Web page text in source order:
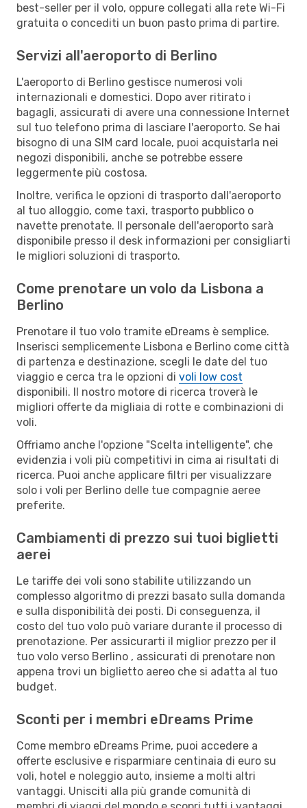
best-seller per il volo, oppure collegati alla rete Wi-Fi
gratuita o concediti un buon pasto prima di partire.
Servizi all'aeroporto di Berlino
L'aeroporto di Berlino gestisce numerosi voli
internazionali e domestici. Dopo aver ritirato i
bagagli, assicurati di avere una connessione Internet
sul tuo telefono prima di lasciare l'aeroporto. Se hai
bisogno di una SIM card locale, puoi acquistarla nei
negozi disponibili, anche se potrebbe essere
leggermente più costosa.
Inoltre, verifica le opzioni di trasporto dall'aeroporto
al tuo alloggio, come taxi, trasporto pubblico o
navette prenotate. Il personale dell'aeroporto sarà
disponibile presso il desk informazioni per consigliarti
le migliori soluzioni di trasporto.
Come prenotare un volo da Lisbona a
Berlino
Prenotare il tuo volo tramite eDreams è semplice.
Inserisci semplicemente Lisbona e Berlino come città
di partenza e destinazione, scegli le date del tuo
viaggio e cerca tra le opzioni di voli low cost
disponibili. Il nostro motore di ricerca troverà le
migliori offerte da migliaia di rotte e combinazioni di
voli.
Offriamo anche l'opzione "Scelta intelligente", che
evidenzia i voli più competitivi in cima ai risultati di
ricerca. Puoi anche applicare filtri per visualizzare
solo i voli per Berlino delle tue compagnie aeree
preferite.
Cambiamenti di prezzo sui tuoi biglietti
aerei
Le tariffe dei voli sono stabilite utilizzando un
complesso algoritmo di prezzi basato sulla domanda
e sulla disponibilità dei posti. Di conseguenza, il
costo del tuo volo può variare durante il processo di
prenotazione. Per assicurarti il miglior prezzo per il
tuo volo verso Berlino , assicurati di prenotare non
appena trovi un biglietto aereo che si adatta al tuo
budget.
Sconti per i membri eDreams Prime
Come membro eDreams Prime, puoi accedere a
offerte esclusive e risparmiare centinaia di euro su
voli, hotel e noleggio auto, insieme a molti altri
vantaggi. Unisciti alla più grande comunità di